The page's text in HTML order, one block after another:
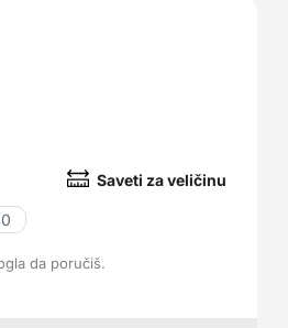
Saveti za veličinu
da poručiš.